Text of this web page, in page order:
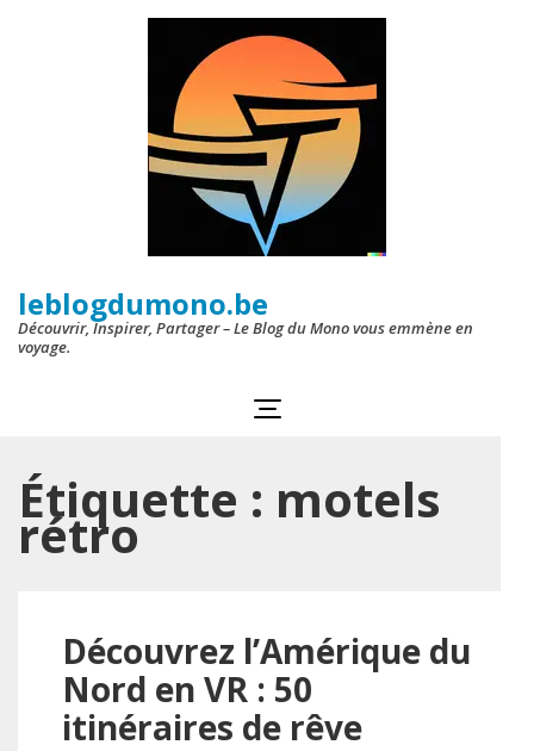
leblogdumono.be
Découvrir, Inspirer, Partager – Le Blog du Mono vous emmène en
voyage.
Étiquette : motels
rétro
Découvrez l’Amérique du
Nord en VR : 50
itinéraires de rêve